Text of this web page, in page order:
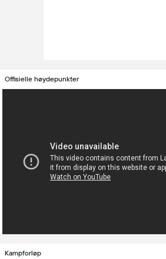
Offisielle høydepunkter
Kampforløp